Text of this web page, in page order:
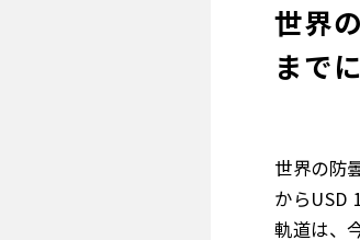
世界
まで
世界の防
からUSD
軌道は、